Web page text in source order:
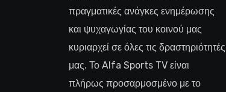
πραγματικές ανάγκες ενημέρωσης
και ψυχαγωγίας του κοινού μας
κυριαρχεί σε όλες τις δραστηριότητές
μας. Το Alfa Sports TV είναι
πλήρως προσαρμοσμένο με το